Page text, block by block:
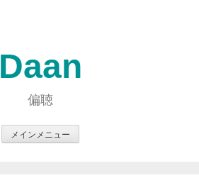
Daan
偏聴
メインメニュー